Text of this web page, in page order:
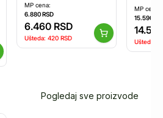
MP cena:
6.880RSD
6.460 RSD
Ušteda: 420 RSD
MP cena:
15.590
Ušteda:
Pogledaj sve proizvode